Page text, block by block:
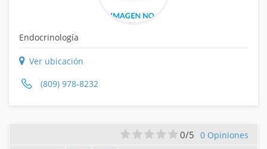
Endocrinología
Ver ubicación
(809) 978-8232
0/5 0 Opiniones